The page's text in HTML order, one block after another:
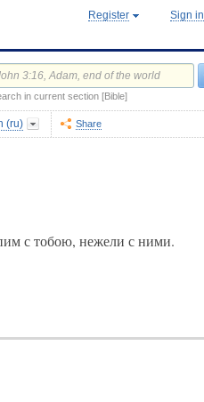
Register Sign in
in current section [Bible]
(ru) Share
с тобою, нежели с ними.